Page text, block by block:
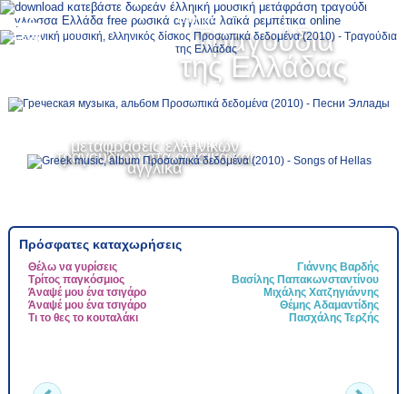
Τραγούδια
της Ελλάδας
μεταφράσεις ελληνικών
τραγουδιών στα ρωσικά και
αγγλικά
Ελληνικά
Русский
English
MENU
Πρόσφατες καταχωρήσεις
Θέλω να γυρίσεις
Γιάννης Βαρδής
Τρίτος παγκόσμιος
Βασίλης Παπακωνσταντίνου
Άναψέ μου ένα τσιγάρο
Μιχάλης Χατζηγιάννης
Άναψέ μου ένα τσιγάρο
Θέμης Αδαμαντίδης
Τι το θες το κουταλάκι
Πασχάλης Τερζής